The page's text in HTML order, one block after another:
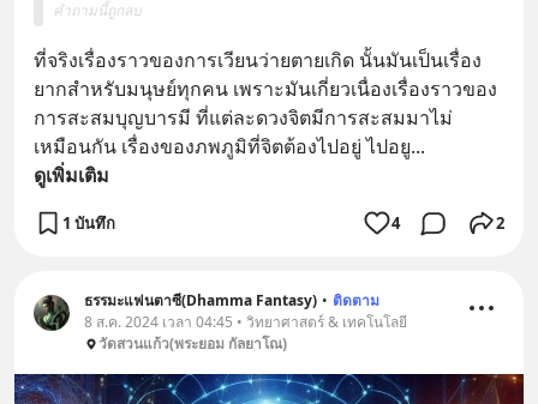
คำถามนี้ถูกลบ
ที่จริงเรื่องราวของการเวียนว่ายตายเกิด นั้นมันเป็นเรื่อง
ยากสำหรับมนุษย์ทุกคน เพราะมันเกี่ยวเนื่องเรื่องราวของ
การสะสมบุญบารมี ที่แต่ละดวงจิตมีการสะสมมาไม่
เหมือนกัน เรื่องของภพภูมิที่จิตต้องไปอยู่ ไปอยู...
ดูเพิ่มเติม
1 บันทึก 4 2
ธรรมะแฟนตาซี(Dhamma Fantasy) • ติดตาม
8 ส.ค. 2024 เวลา 04:45 • วิทยาศาสตร์ & เทคโนโลยี
วัดสวนแก้ว(พระยอม กัลยาโณ)